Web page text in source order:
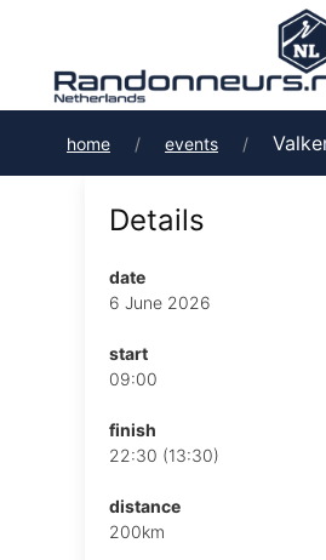
home events
Details
date
6 June 2026
start
09:00
finish
22:30 (13:30)
distance
200km